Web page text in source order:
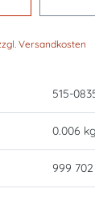
Versandkosten
515-
0.006 kg
999